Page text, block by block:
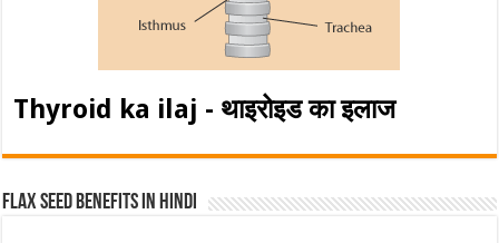
Thyroid ka ilaj - थाइरोइड का इलाज
Flax Seed Benefits in hindi